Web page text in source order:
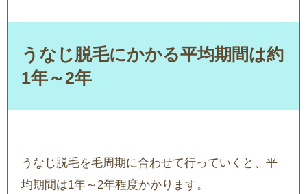
うなじ脱毛にかかる平均期間は約
1年～2年
うなじ脱毛を毛周期に合わせて行っていくと、平
均期間は1年～2年程度かかります。